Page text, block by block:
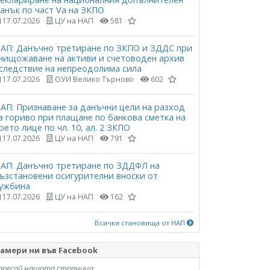
по част Vа на ЗКПО
17.07.2026 ЦУ на НАП 581
Данъчно третиране по ЗКПО и ЗДДС при
на активи и счетоводен архив
на непреодолима сила
17.07.2026 ОУИ Велико Търново 602
Признаване за данъчни цели на разход
гориво при плащане по банкова сметка на
лице по чл. 10, ал. 2 ЗКПО
17.07.2026 ЦУ на НАП 791
Данъчно третиране по ЗДДФЛ на
осигурителни вноски от
17.07.2026 ЦУ на НАП 162
Всички становища от НАП
ни във Facebook